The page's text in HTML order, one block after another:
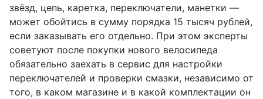
звёзд, цепь, каретка, переключатели, манетки —
может обойтись в сумму порядка 15 тысяч рублей,
если заказывать его отдельно. При этом эксперты
советуют после покупки нового велосипеда
обязательно заехать в сервис для настройки
переключателей и проверки смазки, независимо от
того, в каком магазине и в какой комплектации он